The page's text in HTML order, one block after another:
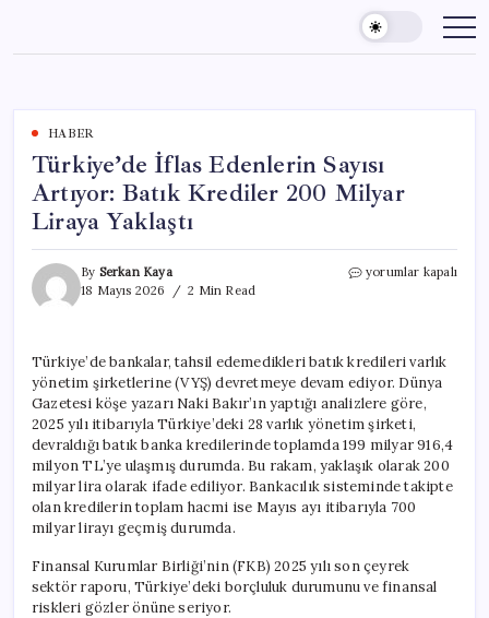
content
HABER
Türkiye’de İflas Edenlerin Sayısı
Artıyor: Batık Krediler 200 Milyar
Liraya Yaklaştı
By Serkan Kaya
18 Mayıs 2026
2 Min Read
Türkiye’de
Batık
Krediler
200
Milyar
Liraya
Yaklaştı
için
yorumlar kapalı
Türkiye’de bankalar, tahsil edemedikleri batık kredileri varlık
yönetim şirketlerine (VYŞ) devretmeye devam ediyor. Dünya
Gazetesi köşe yazarı Naki Bakır’ın yaptığı analizlere göre,
2025 yılı itibarıyla Türkiye’deki 28 varlık yönetim şirketi,
devraldığı batık banka kredilerinde toplamda 199 milyar 916,4
milyon TL’ye ulaşmış durumda. Bu rakam, yaklaşık olarak 200
milyar lira olarak ifade ediliyor. Bankacılık sisteminde takipte
olan kredilerin toplam hacmi ise Mayıs ayı itibarıyla 700
milyar lirayı geçmiş durumda.
Finansal Kurumlar Birliği’nin (FKB) 2025 yılı son çeyrek
sektör raporu, Türkiye’deki borçluluk durumunu ve finansal
riskleri gözler önüne seriyor.